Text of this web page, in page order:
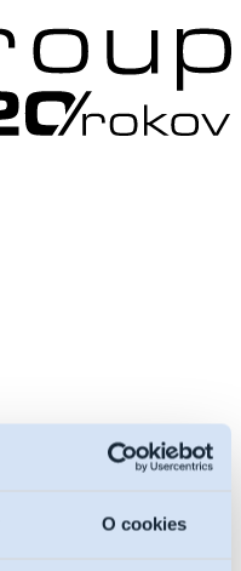
O cookies